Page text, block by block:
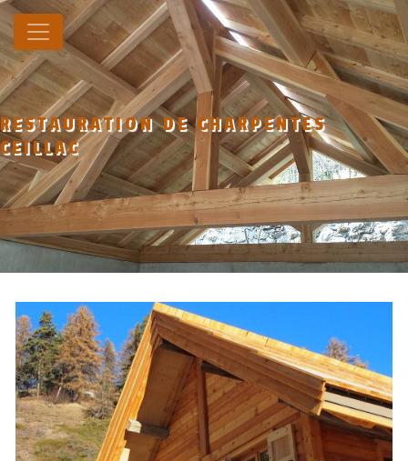
Panneau de gestion des cookies
RESTAURATION DE CHARPENTES
CEILLAC